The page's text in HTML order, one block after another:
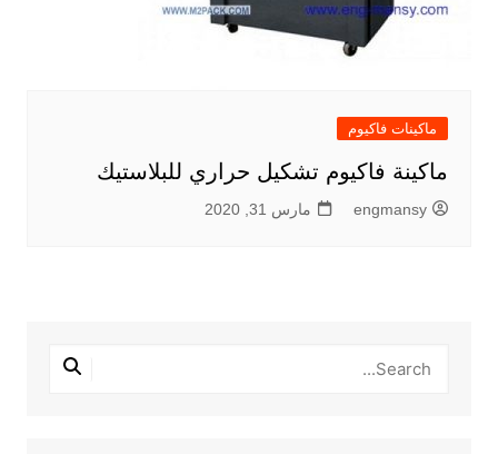
ماكينات فاكيوم
ماكينة فاكيوم تشكيل حراري للبلاستيك
engmansy مارس 31, 2020